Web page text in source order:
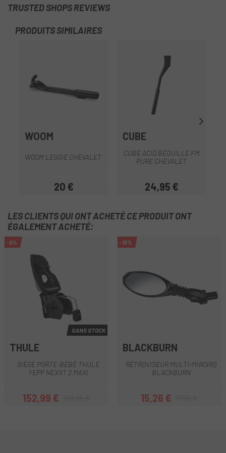
TRUSTED SHOPS REVIEWS
PRODUITS SIMILAIRES
WOOM
WOOM LEGGIE CHEVALET
Prix
20 €
CUBE
CUBE ACID BÉQUILLE FM
PURE CHEVALET
Prix
24,95 €
LES CLIENTS QUI ONT ACHETÉ CE PRODUIT ONT
ÉGALEMENT ACHETÉ:
-9%
SANS STOCK
THULE
SIÈGE PORTE-BÉBÉ THULE
YEPP NEXXT 2 MAXI
Prix
152,99 €Prix habituel
-15%
BLACKBURN
RÉTROVISEUR MULTI-MIROIRS
BLACKBURN
Prix
15,26 €Prix habituel